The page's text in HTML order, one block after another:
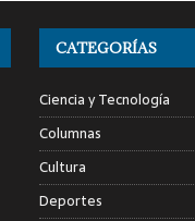
CATEGORÍAS
Ciencia y Tecnología
Columnas
Cultura
Deportes